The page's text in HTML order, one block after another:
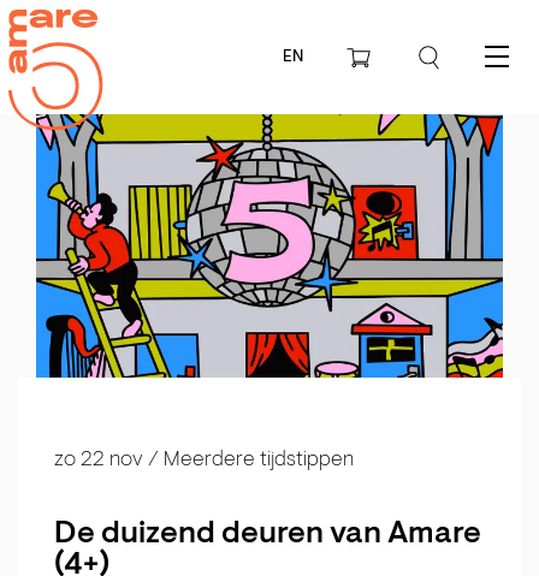
EN Menu
De duizend deuren van Amare
(4+)
zo 22 nov / Meerdere tijdstippen